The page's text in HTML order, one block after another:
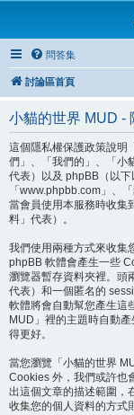
問答集
討論區首頁
小貓的世界 MUD -
這個隱私權保護政策說明
們」、「我們的」、「小
代表）以及 phpBB（以下
「www.phpbb.com」、
當會員使用本服務時收集
料」代表）。
我們使用兩種方式來收集
phpBB 軟體會產生一些
瀏覽器暫存資料夾裡。頭
代表）和一個匿名的
軟體將會自動幫您產生這
MUD」裡的主題時自動
得更好。
當您瀏覽「小貓的世界
Cookies 外，我們或許也
出這個文章的描述範圍，
收集您的個人資料的方式